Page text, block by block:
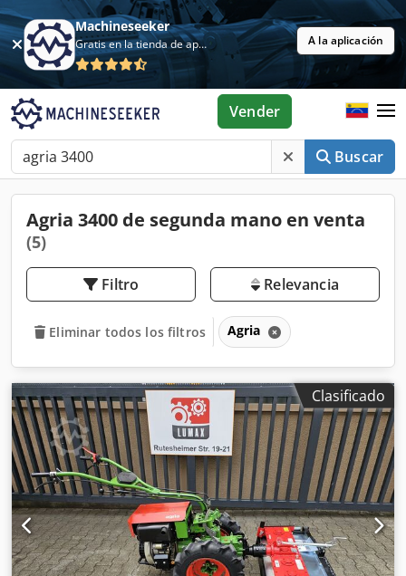
Machineseeker
Gratis en la tienda de aplicaciones A la aplicación
Buscar
Vender
Agria 3400 de segunda mano en venta
(5)
Filtro Relevancia
Eliminar todos los filtros Agria
Clasificado